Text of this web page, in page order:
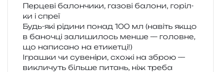
Перцеві балон­чи­ки, газо­ві бало­ни, горіл­
ки і спреї
Будь-які ріди­ни понад 100 мл (навіть якщо
в бано­чці зали­ши­лось менше — голов­не,
що напи­са­но на етикетці!)
Іграшки чи суве­ні­ри, схожі на зброю —
викли­чуть біль­ше питань, ніж треба